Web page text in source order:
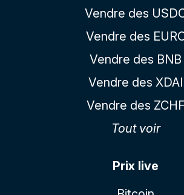
Vendre des
Vendre des
Vendre des BNB
Vendre des XDAI
Vendre des ZCHF
Tout voir
Prix live